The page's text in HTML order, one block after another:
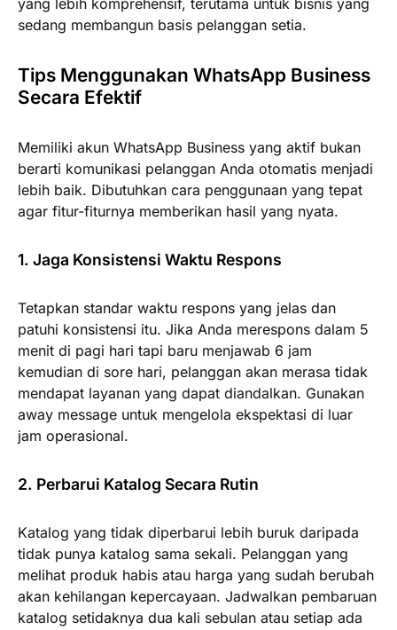
yang lebih komprehensif, terutama untuk bisnis yang
sedang membangun basis pelanggan setia.
Tips Menggunakan WhatsApp Business
Secara Efektif
Memiliki akun WhatsApp Business yang aktif bukan
berarti komunikasi pelanggan Anda otomatis menjadi
lebih baik. Dibutuhkan cara penggunaan yang tepat
agar fitur-fiturnya memberikan hasil yang nyata.
1. Jaga Konsistensi Waktu Respons
Tetapkan standar waktu respons yang jelas dan
patuhi konsistensi itu. Jika Anda merespons dalam 5
menit di pagi hari tapi baru menjawab 6 jam
kemudian di sore hari, pelanggan akan merasa tidak
mendapat layanan yang dapat diandalkan. Gunakan
away message untuk mengelola ekspektasi di luar
jam operasional.
2. Perbarui Katalog Secara Rutin
Katalog yang tidak diperbarui lebih buruk daripada
tidak punya katalog sama sekali. Pelanggan yang
melihat produk habis atau harga yang sudah berubah
akan kehilangan kepercayaan. Jadwalkan pembaruan
katalog setidaknya dua kali sebulan atau setiap ada